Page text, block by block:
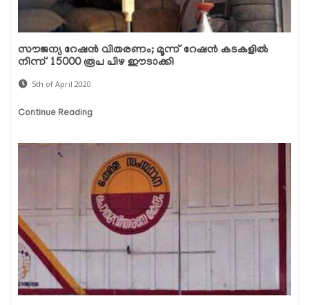
സൗജന്യ റേഷന്‍ വിതരണം; മൂന്ന് റേഷന്‍ കടകളില്‍
നിന്ന് 15000 രൂപ പിഴ ഈടാക്കി
5th of April 2020
Continue Reading